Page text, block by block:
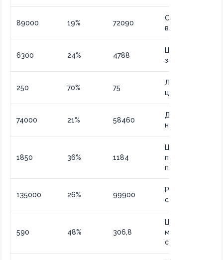
89000 19% 72090
Сумма после
всех удержаний
6300 24% 4788
Цена оптовой
закупки
250 70% 75
Ликвидационная
цена
74000 21% 58460
Доходы после
1850 36% 1184
Цена со скидкой
постоянного
покупателя
135000 26% 99900
Реальная
стоимость
590 48% 306,8
Цена после
множественных
скидок